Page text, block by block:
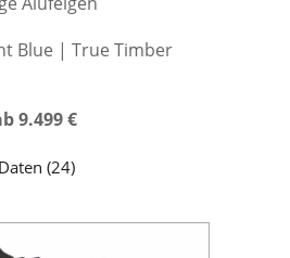
Blue | True Timber
9.499 €
(24)